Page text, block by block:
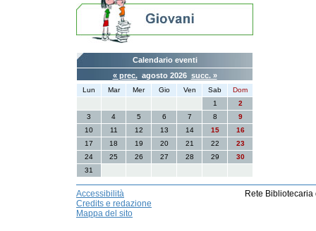
Calendario eventi
« prec.agosto 2026 succ. »
Lun Mar Mer Gio Ven Sab
Dom
1
2
3
4 5 6 7 8
9
10
11 12 13 14 15
16
17
18 19 20 21 22
23
24
25 26 27 28 29
30
31
Accessibilità
Credits e redazione
Mappa del sito
Rete